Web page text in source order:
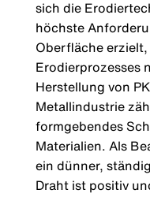
sich die
höchste
Oberfläche
Erodierprozesses
Herstellung von
Metallindustrie
formgebendes
Materialien. Als
ein dünner,
Draht ist positiv